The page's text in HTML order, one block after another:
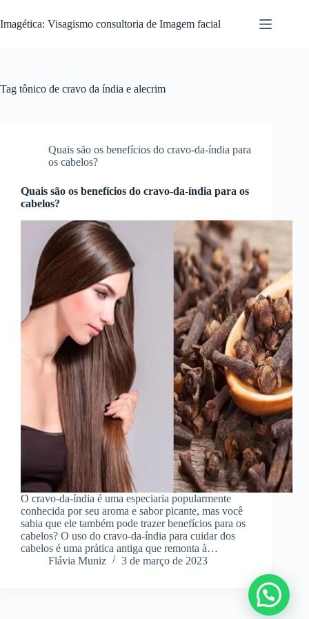
para
o
Imagética: Visagismo consultoria de Imagem facial
Tag tônico de cravo da índia e alecrim
Quais são os benefícios do cravo-da-índia para
os cabelos?
Quais são os benefícios do cravo-da-índia para os
cabelos?
O cravo-da-índia é uma especiaria popularmente
conhecida por seu aroma e sabor picante, mas você
sabia que ele também pode trazer benefícios para os
cabelos? O uso do cravo-da-índia para cuidar dos
cabelos é uma prática antiga que remonta à…
Flávia Muniz
3 de março de 2023